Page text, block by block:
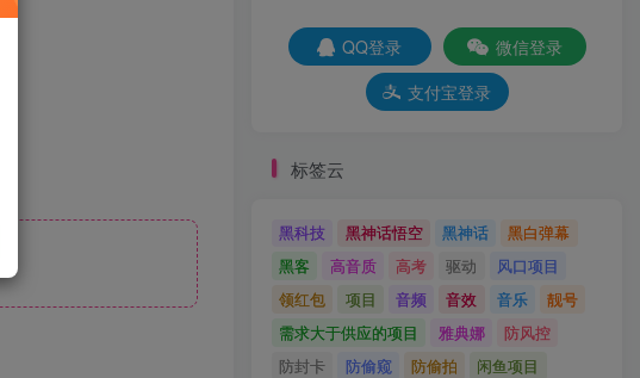
QQ登录
微信登录
支付宝登录
标签云
黑科技 黑神话悟空 黑神话
黑白弹幕
黑客
高音质 高考 驱动
风口项目
领红包
项目 音频 音效 音乐
靓号
需求大于供应的项目
雅典娜
防风控
防封卡
防偷窥 防偷拍
闲鱼项目